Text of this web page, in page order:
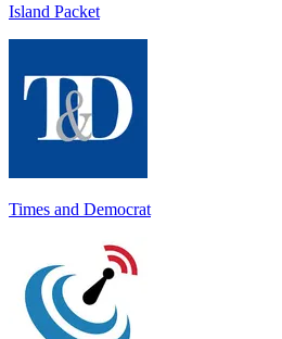
Island Packet
Times and Democrat